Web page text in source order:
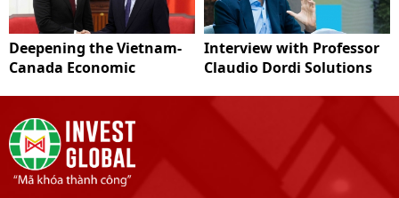
Deepening the Vietnam-
Canada Economic
Interview with Professor
Claudio Dordi Solutions